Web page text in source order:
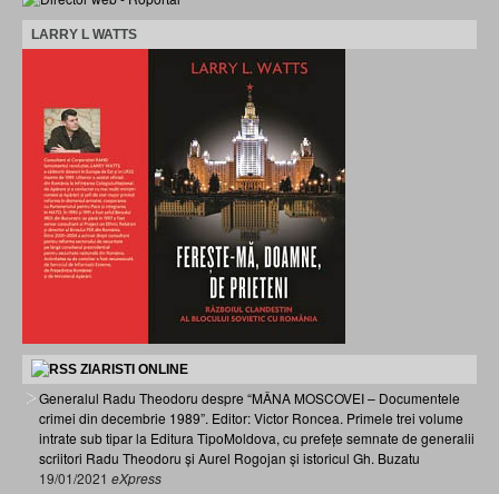
LARRY L WATTS
ZIARISTI ONLINE
Generalul Radu Theodoru despre “MÂNA MOSCOVEI – Documentele
crimei din decembrie 1989”. Editor: Victor Roncea. Primele trei volume
intrate sub tipar la Editura TipoMoldova, cu prefețe semnate de generalii
scriitori Radu Theodoru și Aurel Rogojan și istoricul Gh. Buzatu
19/01/2021 eXpress